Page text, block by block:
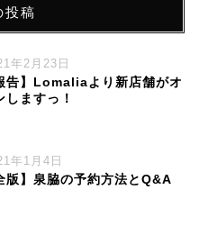
投稿
年2月23日
告】Lomaliaより新店舗がオ
しますっ！
年1月4日
版】泉脇の予約方法とQ&A